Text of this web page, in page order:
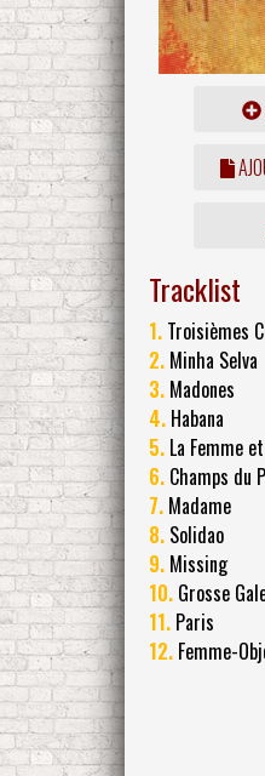
Tracklist
1. Troisièmes
2. Minha Selva
3. Madones
4. Habana
5. La Femme
6. Champs du
7. Madame
8. Solidao
9. Missing
10. Grosse
11. Paris
12. Femme-